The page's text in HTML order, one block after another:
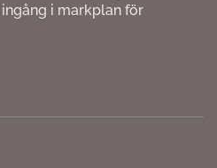
i markplan för